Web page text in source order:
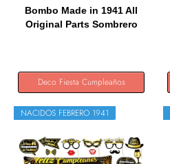
Bombo Made in 1941 All
Original Parts Sombrero
Deco Fiesta Cumpleaños
NACIDOS FEBRERO 1941